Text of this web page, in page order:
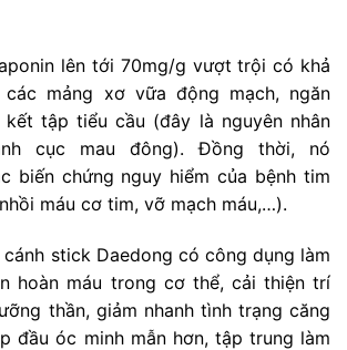
lên tới 70mg/g vượt trội có khả
mảng xơ vữa động mạch, ngăn
tập tiểu cầu (đây là nguyên nhân
cục mau đông). Đồng thời, nó
biến chứng nguy hiểm của bệnh tim
máu cơ tim, vỡ mạch máu,…).
stick Daedong có công dụng làm
hoàn máu trong cơ thể, cải thiện trí
thần, giảm nhanh tình trạng căng
đầu óc minh mẫn hơn, tập trung làm